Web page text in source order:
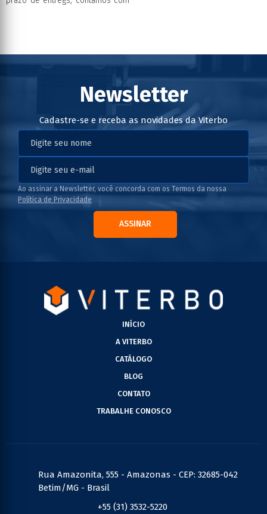
Newsletter
Cadastre-se e receba as novidades da Viterbo
Ao assinar a Newsletter, você concorda com os Termos da nossa
Política de Privacidade
ASSINAR
INÍCIO
A VITERBO
CATÁLOGO
BLOG
CONTATO
TRABALHE CONOSCO
Rua Amazonita, 555 - Amazonas - CEP: 32685-042
Betim/MG - Brasil
+55 (31) 3532-5220